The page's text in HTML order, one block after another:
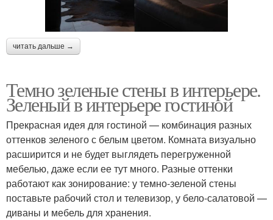
читать дальше →
Темно зеленые стены в интерьере.
Зеленый в интерьере гостиной
Прекрасная идея для гостиной — комбинация разных
оттенков зеленого с белым цветом. Комната визуально
расширится и не будет выглядеть перегруженной
мебелью, даже если ее тут много. Разные оттенки
работают как зонирование: у темно-зеленой стены
поставьте рабочий стол и телевизор, у бело-салатовой —
диваны и мебель для хранения.